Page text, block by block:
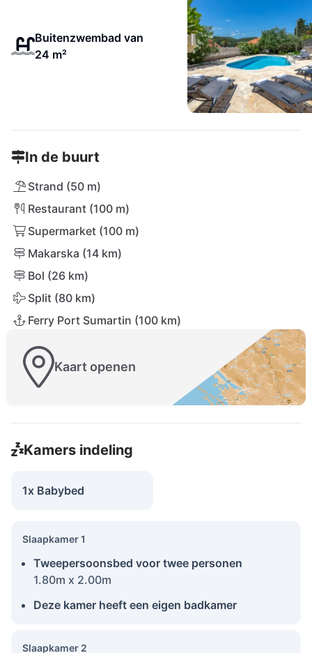
Buitenzwembad van
24 m²
In de buurt
Strand (50 m)
Restaurant (100 m)
Supermarket (100 m)
Makarska (14 km)
Bol (26 km)
Split (80 km)
Ferry Port Sumartin (100 km)
Kaart openen
Kamers indeling
1x Babybed
Slaapkamer 1
Tweepersoonsbed voor twee personen
1.80m x 2.00m
Deze kamer heeft een eigen badkamer
Slaapkamer 2